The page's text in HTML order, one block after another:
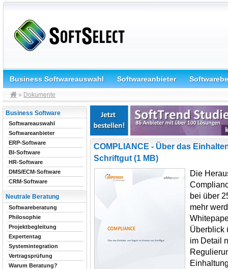
Business Softwareauswahl Softwareanbieter
» Dokumente
COMPLIANCE - Über das
Schriftgut (1 MB)
Die
bei über
mehr
Überblick
im Detail
Business Software
Softwareauswahl
Softwareanbieter
ERP-Software
BI-Software
HR-Software
DMS/ECM-Software
CRM-Software
Neutrale Beratung
Softwareberatung
Philosophie
Projektbegleitung
Expertentag
Systemintegration
Vertragsprüfung
Warum Beratung?